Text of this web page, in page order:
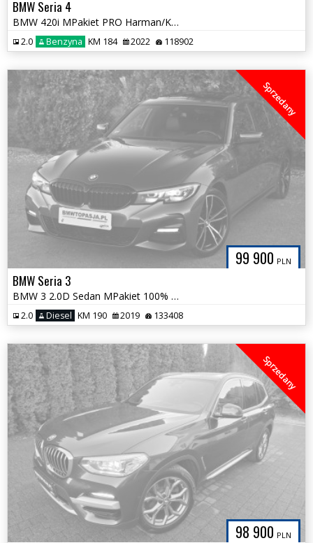
BMW Seria 4
BMW 420i MPakiet PRO Harman/Kardon Fotele M 100% Bezwypadkowa Śliczna
2.0 Benzyna KM 184 2022 118902
99 900 PLN
Sprzedany
BMW Seria 3
BMW 3 2.0D Sedan MPakiet 100% Bezwypadkowa Tylko 133tys km Wyposażona
2.0 Diesel KM 190 2019 133408
98 900 PLN
Sprzedany